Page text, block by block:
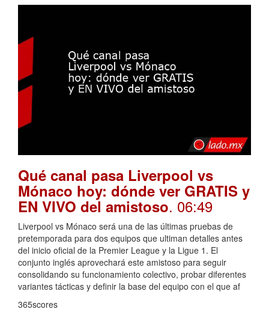
Qué canal pasa Liverpool vs
Mónaco hoy: dónde ver GRATIS y
EN VIVO del amistoso. 06:49
Liverpool vs Mónaco será una de las últimas pruebas de
pretemporada para dos equipos que ultiman detalles antes
del inicio oficial de la Premier League y la Ligue 1. El
conjunto inglés aprovechará este amistoso para seguir
consolidando su funcionamiento colectivo, probar diferentes
variantes tácticas y definir la base del equipo con el que af
365scores